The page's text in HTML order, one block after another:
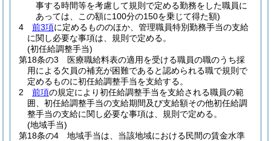
事する時間等を考慮して規則で定める勤務をした職員に
あっては、この額に100分の150を乗じて得た額)
4
前3項に定めるもののほか、管理職員特別勤務手当の支給
に関し必要な事項は、規則で定める。
(初任給調整手当)
第18条の3
医療職給料表の適用を受ける職員の職のうち採
用による欠員の補充が困難であると認められる職で規則で
定めるものに初任給調整手当を支給する。
2
前項の規定により初任給調整手当を支給される職員の範
囲、初任給調整手当の支給期間及び支給額その他初任給調
整手当の支給に関し必要な事項は、規則で定める。
(地域手当)
第18条の4
地域手当は、当該地域における民間の賃金水準